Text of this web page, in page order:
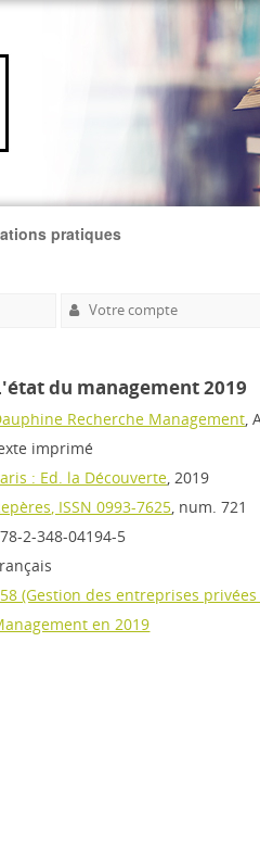
pratiques
Votre compte
du management 2019
Recherche Management,
imprimé
: Ed. la Découverte, 2019
ISSN 0993-7625, num. 721
2-348-04194-5
(Gestion des entreprises
en 2019